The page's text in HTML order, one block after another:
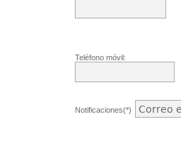
Teléfono móvil:
Notificaciones(*)